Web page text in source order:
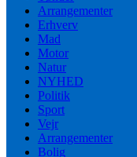
Arrangementer
Erhverv
Mad
Motor
Natur
NYHED
Politik
Sport
Vejr
Arrangementer
Bolig